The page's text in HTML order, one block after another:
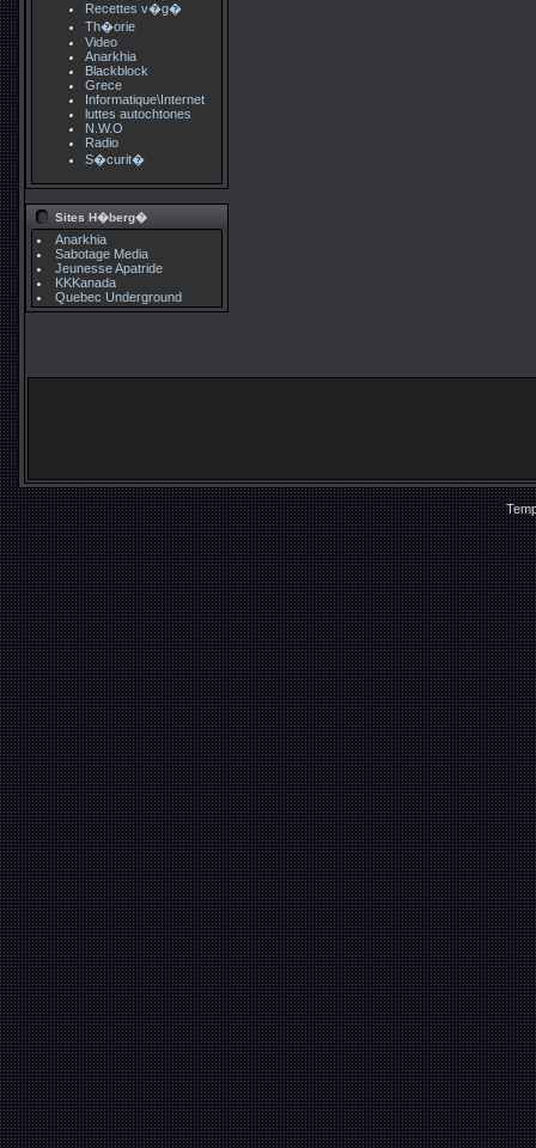
Recettes v�g�
Th�orie
Video
Anarkhia
Blackblock
Grece
Informatique\Internet
luttes autochtones
N.W.O
Radio
S�curit�
Sites H�berg�
Anarkhia
Sabotage Media
Jeunesse Apatride
KKKanada
Quebec Underground